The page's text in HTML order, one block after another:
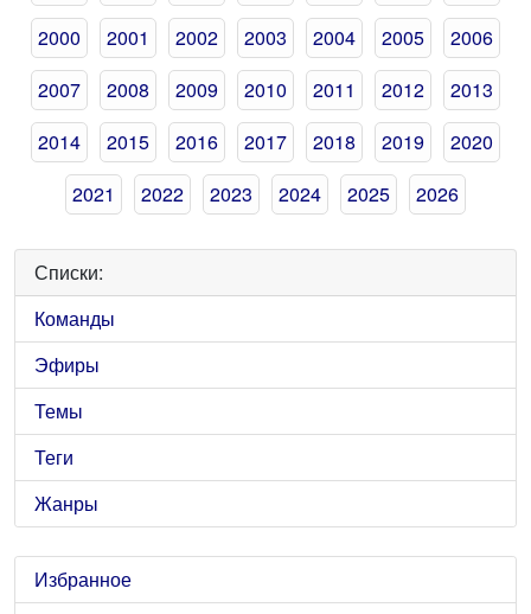
2000
2001 2002 2003 2004 2005
2006
2007
2008 2009 2010 2011 2012
2013
2014
2015 2016 2017 2018 2019
2020
2021
2022 2023 2024 2025 2026
Списки:
Команды
Эфиры
Темы
Теги
Жанры
Избранное